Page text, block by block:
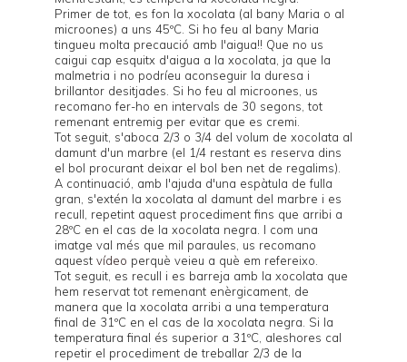
Primer de tot, es fon la xocolata (al bany Maria o al
microones) a uns 45ºC. Si ho feu al bany Maria
tingueu molta precaució amb l'aigua!! Que no us
caigui cap esquitx d'aigua a la xocolata, ja que la
malmetria i no podríeu aconseguir la duresa i
brillantor desitjades. Si ho feu al microones, us
recomano fer-ho en intervals de 30 segons, tot
remenant entremig per evitar que es cremi.
Tot seguit, s'aboca 2/3 o 3/4 del volum de xocolata al
damunt d'un marbre (el 1/4 restant es reserva dins
el bol procurant deixar el bol ben net de regalims).
A continuació, amb l'ajuda d'una espàtula de fulla
gran, s'extén la xocolata al damunt del marbre i es
recull, repetint aquest procediment fins que arribi a
28ºC en el cas de la xocolata negra. I com una
imatge val més que mil paraules, us recomano
aquest vídeo perquè veieu a què em refereixo.
Tot seguit, es recull i es barreja amb la xocolata que
hem reservat tot remenant enèrgicament, de
manera que la xocolata arribi a una temperatura
final de 31ºC en el cas de la xocolata negra. Si la
temperatura final és superior a 31ºC, aleshores cal
repetir el procediment de treballar 2/3 de la